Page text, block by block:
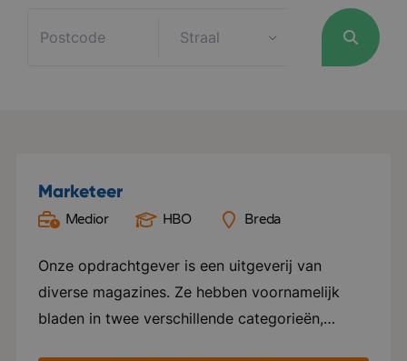
Marketeer
Medior HBO Breda
Onze opdrachtgever is een uitgeverij van
diverse magazines. Ze hebben voornamelijk
bladen in twee verschillende categorieën,